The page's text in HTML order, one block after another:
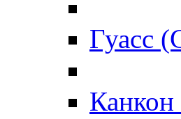
Гуасс
Канкон